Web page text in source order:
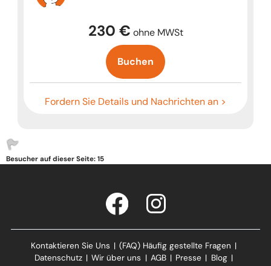
230 € ohne MWSt
Buchen
Fordern Sie Details und Nachrichten an >
Besucher auf dieser Seite: 15
Kontaktieren Sie Uns | (FAQ) Häufig gestellte Fragen |
Datenschutz | Wir über uns | AGB | Presse | Blog |